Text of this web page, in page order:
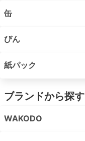
缶
びん
紙パック
ブランドから探す
WAKODO